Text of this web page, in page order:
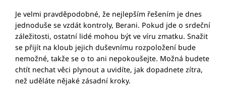
Je velmi pravděpodobné, že nejlepším řešením je dnes
jednoduše se vzdát kontroly, Berani. Pokud jde o srdeční
záležitosti, ostatní lidé mohou být ve víru zmatku. Snažit
se přijít na kloub jejich duševnímu rozpoložení bude
nemožné, takže se o to ani nepokoušejte. Možná budete
chtít nechat věci plynout a uvidíte, jak dopadnete zítra,
než uděláte nějaké zásadní kroky.